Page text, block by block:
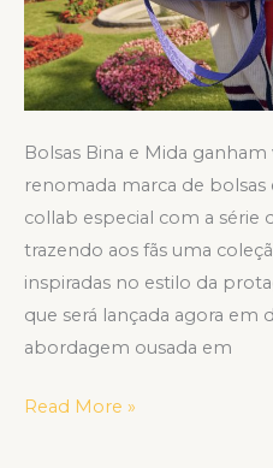
Bolsas Bina e Mida
renomada marca de bolsas
collab especial com a série
trazendo aos fãs uma
inspiradas no estilo da
que será lançada agora
abordagem ousada em
Read More »